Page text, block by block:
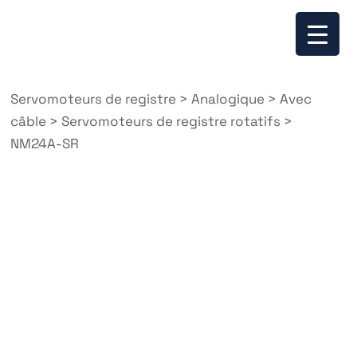
Servomoteurs de registre > Analogique > Avec
câble > Servomoteurs de registre rotatifs >
NM24A-SR